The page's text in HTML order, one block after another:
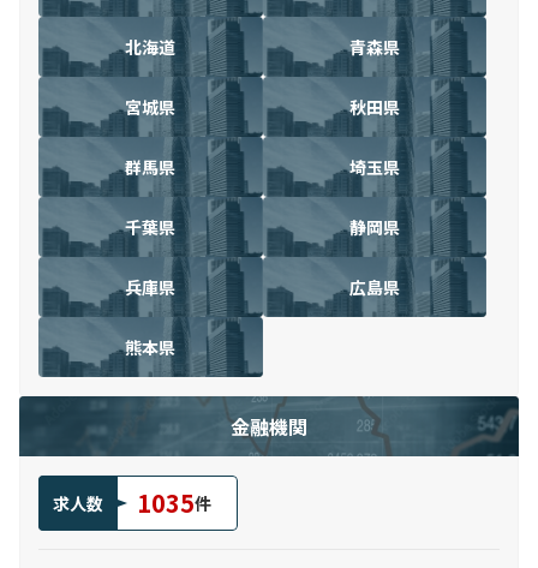
北海道 青森県
宮城県 秋田県
群馬県 埼玉県
千葉県 静岡県
兵庫県 広島県
熊本県
金融機関
求人数 1035件